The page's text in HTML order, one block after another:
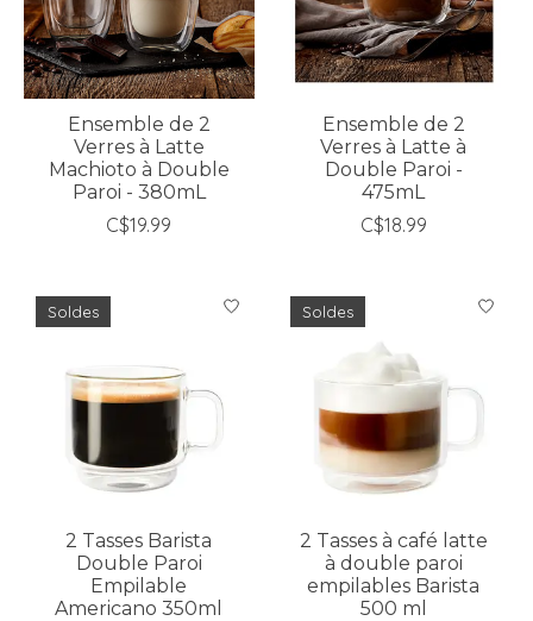
Ensemble de 2
Verres à Latte
Machioto à Double
Paroi - 380mL
C$19.99
Ensemble de 2
Verres à Latte à
Double Paroi -
475mL
C$18.99
Soldes
2 Tasses Barista
Double Paroi
Empilable
Americano 350ml
Soldes
2 Tasses à café latte
à double paroi
empilables Barista
500 ml